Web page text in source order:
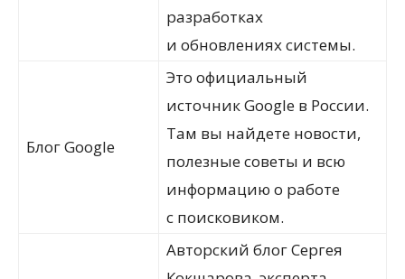
разработках
и обновлениях системы.
Блог Google
Это официальный
источник Google в России.
Там вы найдете новости,
полезные советы и всю
информацию о работе
с поисковиком.
Авторский блог Сергея